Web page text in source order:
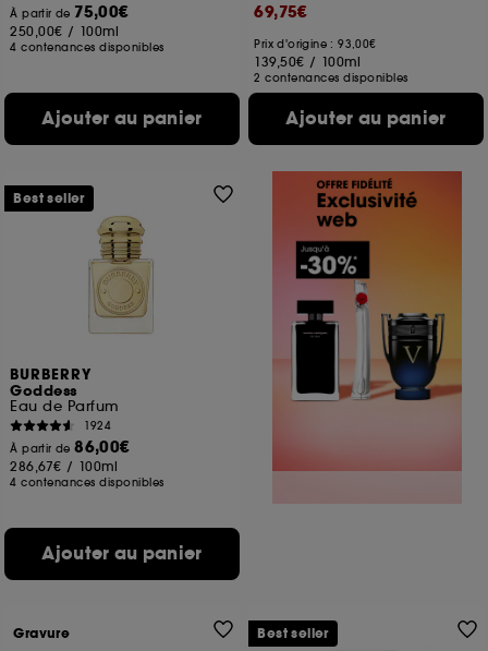
À partir de 75,00€
250,00€ / 100ml
4 contenances disponibles
Ajouter au panier
69,75€
Prix d'origine : 93,00€
139,50€ / 100ml
2 contenances disponibles
Ajouter au panier
BURBERRY
Goddess
Eau de Parfum
1924
À partir de86,00€
286,67€ / 100ml
4 contenances disponibles
Ajouter au panier
Best seller
Gravure Best seller